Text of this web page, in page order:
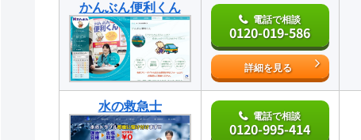
かんぶん便利くん
電話で相談
0120-019-586
詳細を見る
水の救急士
電話で相談
0120-995-414